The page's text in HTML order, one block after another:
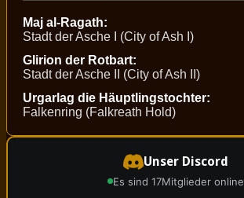
Maj al-Ragath:
Stadt der Asche I (City of Ash I)
Glirion der Rotbart:
Stadt der Asche II (City of Ash II)
Urgarlag die Häuptlingstochter:
Falkenring (Falkreath Hold)
Unser Discord
Es sind 17Mitglieder online